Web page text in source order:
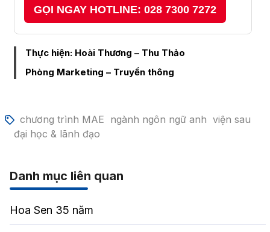
GỌI NGAY HOTLINE: 028 7300 7272
Thực hiện: Hoài Thương – Thu Thảo
Phòng Marketing – Truyền thông
chương trình MAE ngành ngôn ngữ anh viện sau
đại học & lãnh đạo
Danh mục liên quan
Hoa Sen 35 năm